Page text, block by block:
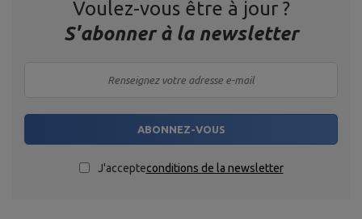
Voulez-vous être à jour ?
S'abonner à la newsletter
ABONNEZ-VOUS
J'accepteconditions de la newsletter